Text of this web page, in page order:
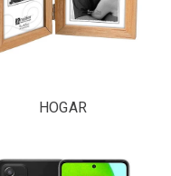
HOGAR